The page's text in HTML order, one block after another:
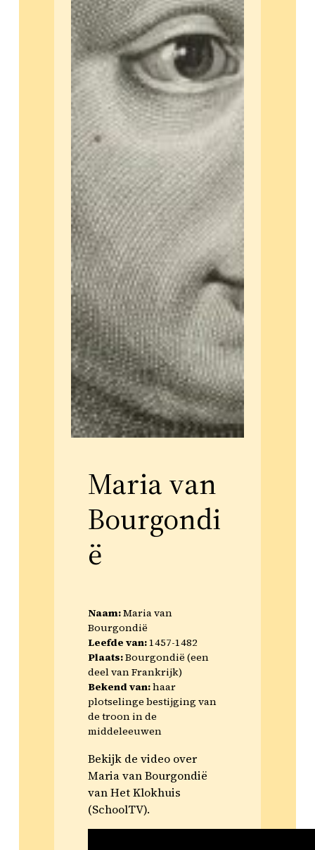
Maria van
Bourgondi
ë
Naam:Maria van
Bourgondië
Leefde van:1457-1482
Plaats:Bourgondië (een
deel van Frankrijk)
Bekend van:haar
plotselinge bestijging van
de troon in de
middeleeuwen
Bekijk de video over
Maria van Bourgondië
van Het Klokhuis
(SchoolTV).